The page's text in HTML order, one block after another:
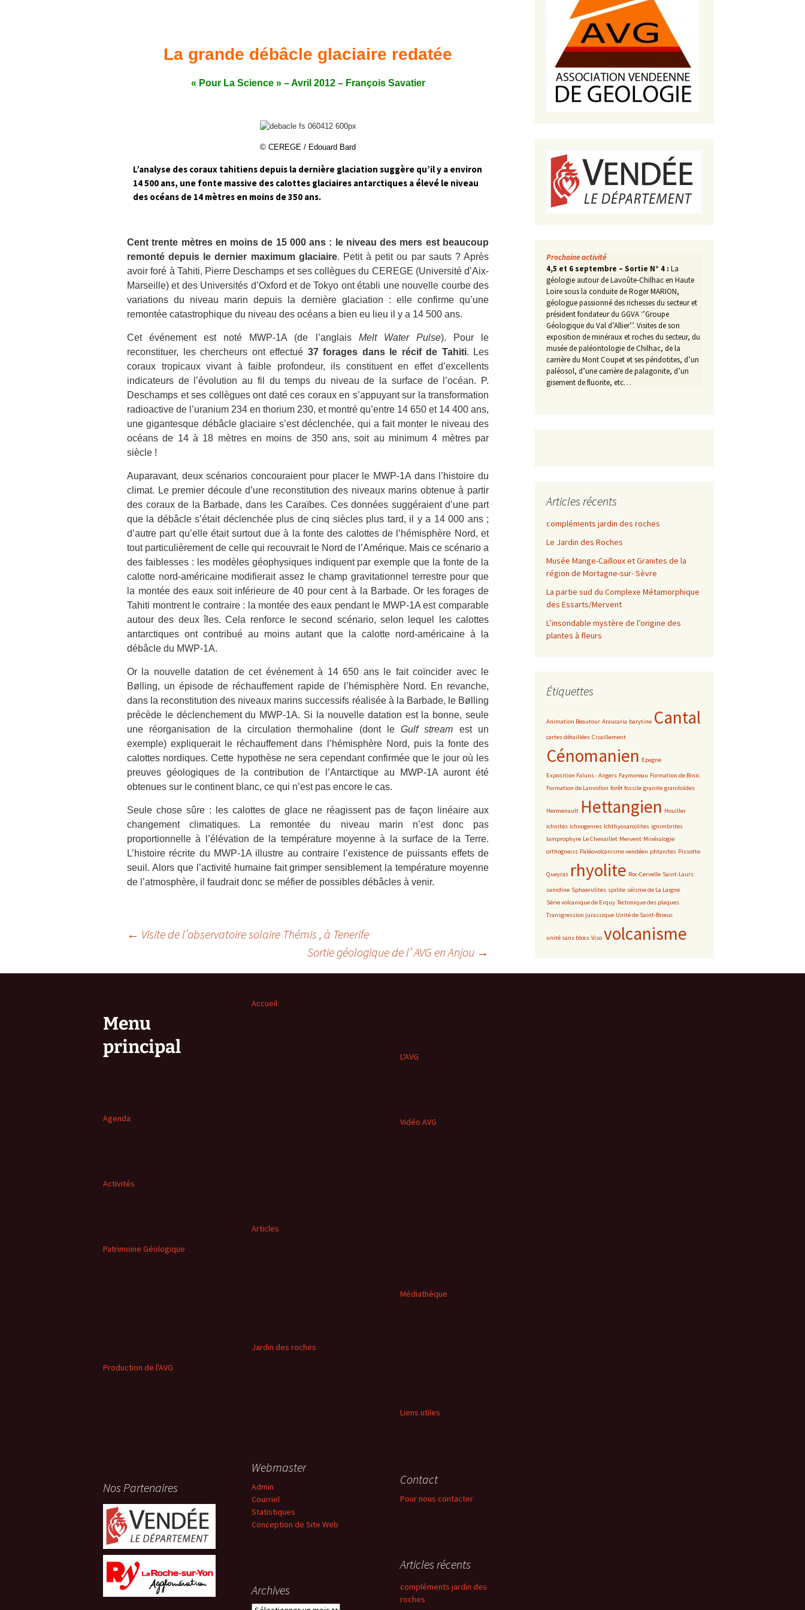
Galerie de photos
Lames minces de roches
Paysages, affleurements
Diaporamas
Carnets de voyages
La grande débâcle glaciaire redatée
« Pour La Science » – Avril 2012 – François Savatier
© CEREGE / Edouard Bard
L’analyse des coraux tahitiens depuis la dernière glaciation suggère qu’il y a environ
14 500 ans, une fonte massive des calottes glaciaires antarctiques a élevé le niveau
des océans de 14 mètres en moins de 350 ans.
Cent trente mètres en moins de 15 000 ans : le niveau des mers est beaucoup
remonté depuis le dernier maximum glaciaire. Petit à petit ou par sauts ? Après
avoir foré à Tahiti, Pierre Deschamps et ses collègues du CEREGE (Université d’Aix-
Marseille) et des Universités d’Oxford et de Tokyo ont établi une nouvelle courbe des
variations du niveau marin depuis la dernière glaciation : elle confirme qu’une
remontée catastrophique du niveau des océans a bien eu lieu il y a 14 500 ans.
Cet événement est noté MWP-1A (de l’anglais Melt Water Pulse). Pour le
reconstituer, les chercheurs ont effectué 37 forages dans le récif de Tahiti. Les
coraux tropicaux vivant à faible profondeur, ils constituent en effet d’excellents
indicateurs de l’évolution au fil du temps du niveau de la surface de l’océan. P.
Deschamps et ses collègues ont daté ces coraux en s’appuyant sur la transformation
radioactive de l’uranium 234 en thorium 230, et montré qu’entre 14 650 et 14 400 ans,
une gigantesque débâcle glaciaire s’est déclenchée, qui a fait monter le niveau des
océans de 14 à 18 mètres en moins de 350 ans, soit au minimum 4 mètres par
siècle !
Auparavant, deux scénarios concouraient pour placer le MWP-1A dans l’histoire du
climat. Le premier découle d’une reconstitution des niveaux marins obtenue à partir
des coraux de la Barbade, dans les Caraïbes. Ces données suggéraient d’une part
que la débâcle s’était déclenchée plus de cinq siècles plus tard, il y a 14 000 ans ;
d’autre part qu’elle était surtout due à la fonte des calottes de l’hémisphère Nord, et
tout particulièrement de celle qui recouvrait le Nord de l’Amérique. Mais ce scénario a
des faiblesses : les modèles géophysiques indiquent par exemple que la fonte de la
calotte nord-américaine modifierait assez le champ gravitationnel terrestre pour que
la montée des eaux soit inférieure de 40 pour cent à la Barbade. Or les forages de
Tahiti montrent le contraire : la montée des eaux pendant le MWP-1A est comparable
autour des deux îles. Cela renforce le second scénario, selon lequel les calottes
antarctiques ont contribué au moins autant que la calotte nord-américaine à la
débâcle du MWP-1A.
Or la nouvelle datation de cet événement à 14 650 ans le fait coïncider avec le
Bølling, un épisode de réchauffement rapide de l’hémisphère Nord. En revanche,
dans la reconstitution des niveaux marins successifs réalisée à la Barbade, le Bølling
précède le déclenchement du MWP-1A. Si la nouvelle datation est la bonne, seule
une réorganisation de la circulation thermohaline (dont leGulf stream est un
exemple) expliquerait le réchauffement dans l’hémisphère Nord, puis la fonte des
calottes nordiques. Cette hypothèse ne sera cependant confirmée que le jour où les
preuves géologiques de la contribution de l’Antarctique au MWP-1A auront été
obtenues sur le continent blanc, ce qui n’est pas encore le cas.
Seule chose sûre : les calottes de glace ne réagissent pas de façon linéaire aux
changement climatiques. La remontée du niveau marin n’est donc pas
proportionnelle à l’élévation de la température moyenne à la surface de la Terre.
L’histoire récrite du MWP-1A illustre au contraire l’existence de puissants effets de
seuil. Alors que l’activité humaine fait grimper sensiblement la température moyenne
de l’atmosphère, il faudrait donc se méfier de possibles débâcles à venir.
← Visite de l’observatoire solaire Thémis , à Tenerife
Sortie géologique de l’ AVG en Anjou →
Prochaine activité
4,5 et 6 septembre – Sortie N° 4 : La
géologie autour de Lavoûte-Chilhac en Haute
Loire sous la conduite de Roger MARION,
géologue passionné des richesses du secteur et
président fondateur du GGVA ‘’Groupe
Géologique du Val d’Allier’’. Visites de son
exposition de minéraux et roches du secteur, du
musée de paléontologie de Chilhac, de la
carrière du Mont Coupet et ses péridotites, d’un
paléosol, d’une carrière de palagonite, d’un
gisement de fluorite, etc…
Articles récents
compléments jardin des roches
Le Jardin des Roches
Musée Mange-Cailloux et Granites de la
région de Mortagne-sur- Sèvre
La partie sud du Complexe Métamorphique
des Essarts/Mervent
L’insondable mystère de l’origine des
plantes à fleurs
Étiquettes
Animation Beautour Araucaria barytine Cantal
cartes détaillées Cisaillement
Cénomanien Epagne
Exposition Faluns - Angers Faymoreau Formation de Binic
Formation de Lanvollon forêt fossile granite granitoïdes
Hermenault Hettangien Houiller
ichnites ichnogenres Ichthyosarcolites ignimbrites
lamprophyre Le Chenaillet Mervent Minéralogie
orthogneiss Paléovolcanisme vendéen phtanites Pissotte
Queyras rhyolite Roc-Cervelle Saint-Laurs
sanidine Sphaerulites spilite séisme de La Laigne
Série volcanique de Erquy Tectonique des plaques
Transgression jurassique Unité de Saint-Brieuc
unité sans blocs Viso volcanisme
Menu
principal
Accueil
L'AVG
Agenda Vidéo AVG
Activités
Articles
Patrimoine Géologique
Médiathèque
Jardin des roches
Production de l'AVG
Liens utiles
Webmaster
Admin
Courriel
Statistiques
Conception de Site Web
Contact
Pour nous contacter
Nos Partenaires
Articles récents
compléments jardin des
roches
Archives